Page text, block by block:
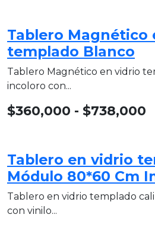
Tablero Magnético
templado Blanco
Tablero Magnético en vidrio
incoloro con...
$360,000 - $738,000
Tablero en vidrio
Módulo 80*60 Cm
Tablero en vidrio templado
con vinilo...